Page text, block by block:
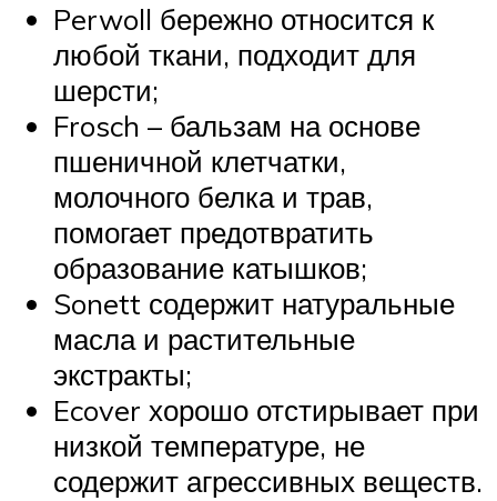
Perwoll бережно относится к
любой ткани, подходит для
шерсти;
Frosch – бальзам на основе
пшеничной клетчатки,
молочного белка и трав,
помогает предотвратить
образование катышков;
Sonett содержит натуральные
масла и растительные
экстракты;
Ecover хорошо отстирывает при
низкой температуре, не
содержит агрессивных веществ.